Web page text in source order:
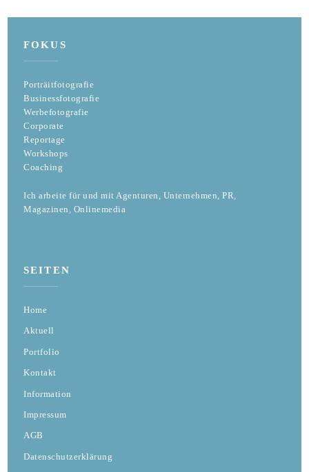
FOKUS
Porträitfotografie
Businessfotografie
Werbefotografie
Corporate
Reportage
Workshops
Coaching
Ich arbeite für und mit Agenturen, Unternehmen, PR,
Magazinen, Onlinemedia
SEITEN
Home
Aktuell
Portfolio
Kontakt
Information
Impressum
AGB
Datenschutzerklärung